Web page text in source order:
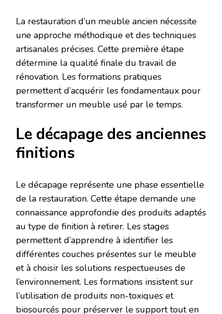
La restauration d’un meuble ancien nécessite
une approche méthodique et des techniques
artisanales précises. Cette première étape
détermine la qualité finale du travail de
rénovation. Les formations pratiques
permettent d’acquérir les fondamentaux pour
transformer un meuble usé par le temps.
Le décapage des anciennes
finitions
Le décapage représente une phase essentielle
de la restauration. Cette étape demande une
connaissance approfondie des produits adaptés
au type de finition à retirer. Les stages
permettent d’apprendre à identifier les
différentes couches présentes sur le meuble
et à choisir les solutions respectueuses de
l’environnement. Les formations insistent sur
l’utilisation de produits non-toxiques et
biosourcés pour préserver le support tout en